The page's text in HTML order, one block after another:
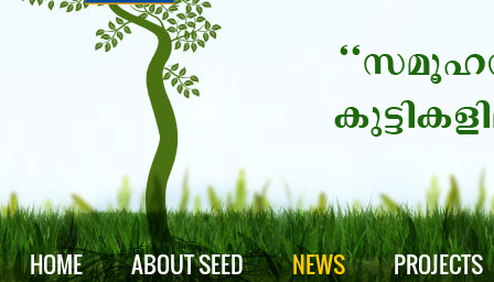
HOME ABOUT SEED NEWS PROJECTS